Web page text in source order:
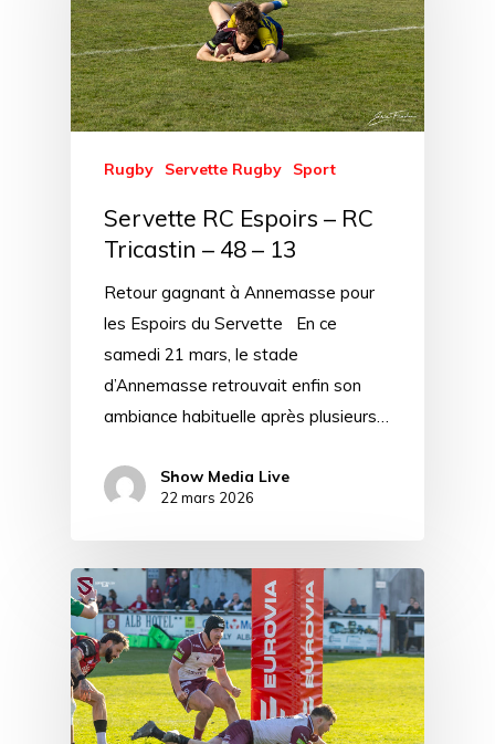
Rugby Servette Rugby Sport
Servette RC Espoirs – RC
Tricastin – 48 – 13
Retour gagnant à Annemasse pour
les Espoirs du Servette En ce
samedi 21 mars, le stade
d’Annemasse retrouvait enfin son
ambiance habituelle après plusieurs…
Show Media Live
22 mars 2026